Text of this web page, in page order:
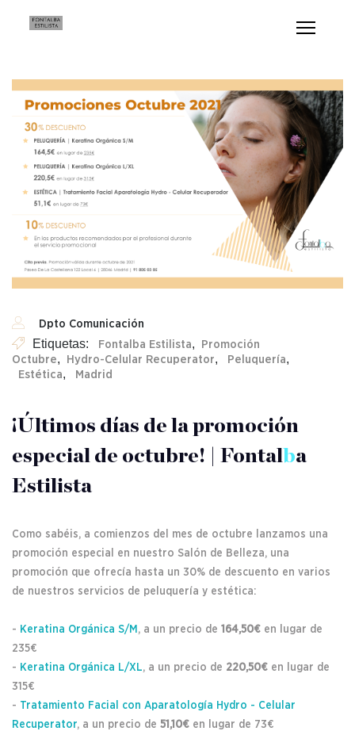
Dpto Comunicación
Etiquetas: Fontalba Estilista,
Promoción
Octubre, Hydro-Celular Recuperator, Peluquería,
Estética, Madrid
¡Últimos días de la promoción
especial de octubre! | Fontal ba
Estilista
Como sabéis, a comienzos del mes de octubre lanzamos una
promoción especial en nuestro Salón de Belleza, una
promoción que ofrecía hasta un 30% de descuento en varios
de nuestros servicios de peluquería y estética:
- Keratina Orgánica S/M , a un precio de 164,50€ en lugar de
235€
- Keratina Orgánica L/XL, a un precio de 220,50€ en lugar de
315€
- Tratamiento Facial con Aparatología Hydro - Celular
Recuperator, a un precio de 51,10€ en lugar de 73€